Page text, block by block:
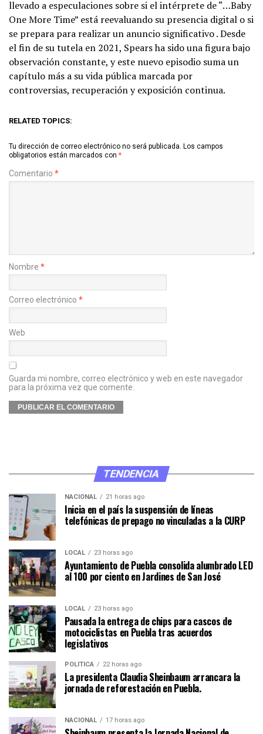
llevado a especulaciones sobre si el intérprete de “…Baby
One More Time” está reevaluando su presencia digital o si
se prepara para realizar un anuncio significativo . Desde
el fin de su tutela en 2021, Spears ha sido una figura bajo
observación constante, y este nuevo episodio suma un
capítulo más a su vida pública marcada por
controversias, recuperación y exposición continua.
RELATED TOPICS:
Tu dirección de correo electrónico no será publicada. Los campos
obligatorios están marcados con *
Comentario *
Nombre *
Correo electrónico *
Web
Guarda mi nombre, correo electrónico y web en este navegador
para la próxima vez que comente.
TENDENCIA
NACIONAL 21 horas ago
Inicia en el país la suspensión de líneas
telefónicas de prepago no vinculadas a la CURP
LOCAL 23 horas ago
Ayuntamiento de Puebla consolida alumbrado LED
al 100 por ciento en Jardines de San José
LOCAL 23 horas ago
Pausada la entrega de chips para cascos de
motociclistas en Puebla tras acuerdos
legislativos
POLÍTICA 22 horas ago
La presidenta Claudia Sheinbaum arrancara la
jornada de reforestación en Puebla.
NACIONAL 17 horas ago